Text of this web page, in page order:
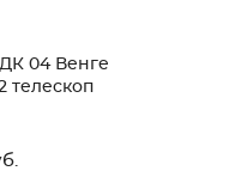
04 Венге
телескоп